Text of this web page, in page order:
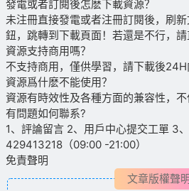
發電或者訂閱後怎麽下載資源？
未注冊直接發電或者注冊訂閱後，刷
鈕，跳轉到下載頁面！若還是不行，請
資源支持商用嗎？
不支持商用，僅供學習，請下載後24H
資源爲什麽不能使用？
資源有時效性及各種方面的兼容性，不
有問題如何聯系?
1、評論留言 2、用戶中心提交工單 3、
429413218（09:00 -21:00）
免責聲明
文章版權聲